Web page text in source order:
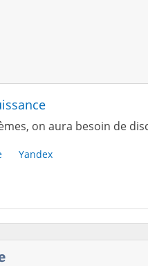
on aura besoin de
Yandex